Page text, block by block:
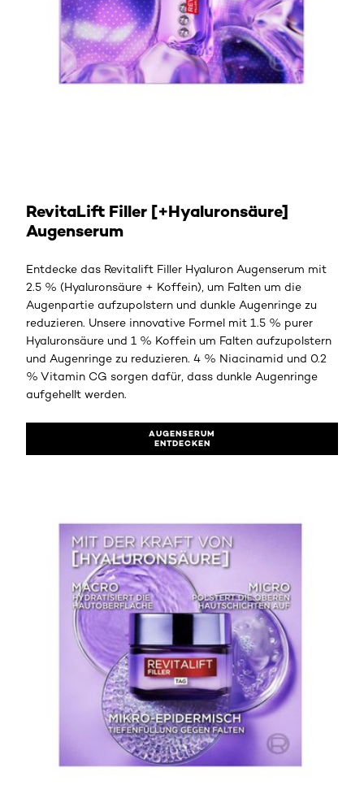
RevitaLift Filler [+Hyaluronsäure]
Augenserum
Entdecke das Revitalift Filler Hyaluron Augenserum mit
2.5 % (Hyaluronsäure + Koffein), um Falten um die
Augenpartie aufzupolstern und dunkle Augenringe zu
reduzieren. Unsere innovative Formel mit 1.5 % purer
Hyaluronsäure und 1 % Koffein um Falten aufzupolstern
und Augenringe zu reduzieren. 4 % Niacinamid und 0.2
% Vitamin CG sorgen dafür, dass dunkle Augenringe
aufgehellt werden.
AUGENSERUM
ENTDECKEN